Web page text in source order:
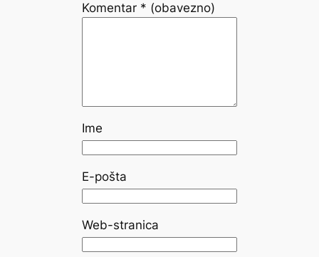
Komentar * (obavezno)
Ime
E-pošta
Web-stranica